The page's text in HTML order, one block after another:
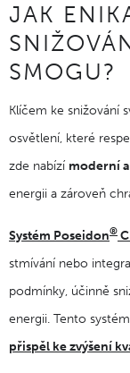
JAK
SMOGU?
Klíčem ke snižování
osvětlení, které
zde nabízí moderní
energii a zároveň
Systém Poseidon®
stmívání nebo
podmínky, účinně
energii. Tento
přispěl ke zvýšení